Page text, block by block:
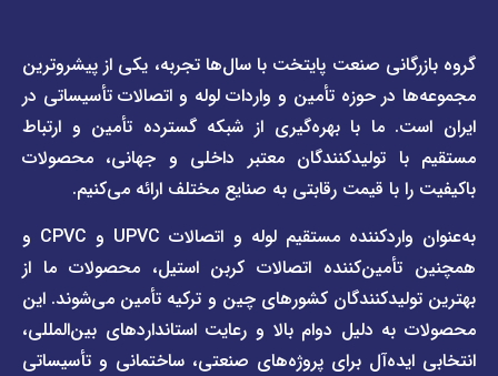
صنعت پایتخت با سال‌ها تجربه، یکی از پیشروترین
حوزه تأمین و واردات لوله و اتصالات تأسیساتی در
ما با بهره‌گیری از شبکه گسترده تأمین و ارتباط
تولیدکنندگان معتبر داخلی و جهانی، محصولات
با قیمت رقابتی به صنایع مختلف ارائه می‌کنیم.
به‌عنوان واردکننده مستقیم لوله و اتصالات UPVC و CPVC و
اتصالات کربن استیل، محصولات ما از
کشورهای چین و ترکیه تأمین می‌شوند. این
دلیل دوام بالا و رعایت استانداردهای بین‌المللی،
برای پروژه‌های صنعتی، ساختمانی و تأسیساتی
دسترسی
سریع
صفحه
لیست
قیمت
صفحه
برند
پیمتاش
صفحه
برند
فاراب
دسترسی
سریع
درباره
ما
قوانین
و
مقررات
وبلاگ
خبری